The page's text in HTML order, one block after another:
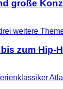
große
zum Hip-